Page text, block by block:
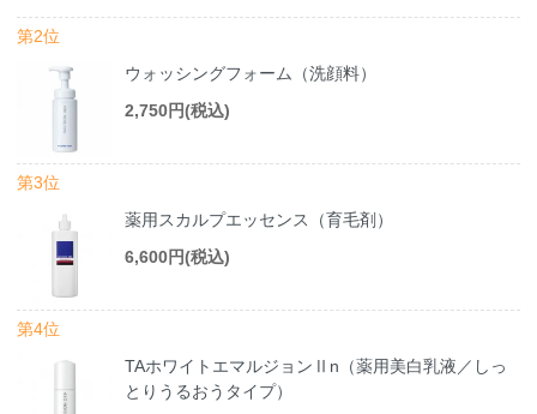
第2位
ウォッシングフォーム（洗顔料）
2,750円(税込)
第3位
薬用スカルプエッセンス（育毛剤）
6,600円(税込)
第4位
TAホワイトエマルジョンⅡn（薬用美白乳液／しっ
とりうるおうタイプ）